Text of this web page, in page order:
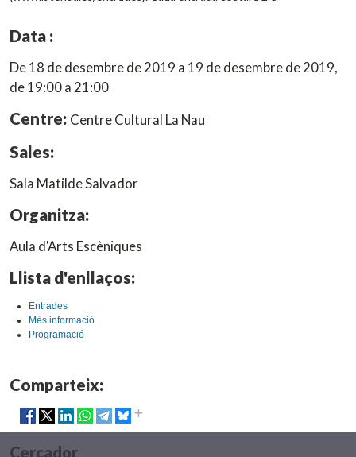
Data :
De 18 de desembre de 2019 a 19 de desembre de 2019,
de 19:00 a 21:00
Centre: Centre Cultural La Nau
Sales:
Sala Matilde Salvador
Organitza:
Aula d'Arts Escèniques
Llista d'enllaços:
Entrades
Més informació
Programació
Comparteix:
Cercador